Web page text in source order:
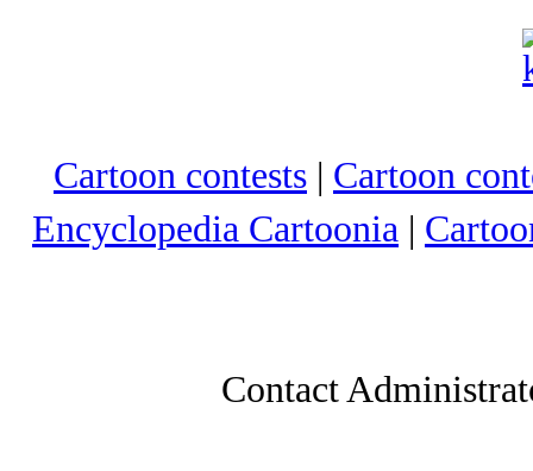
Cartoon contests | Cartoon
Encyclopedia Cartoonia |
Contact